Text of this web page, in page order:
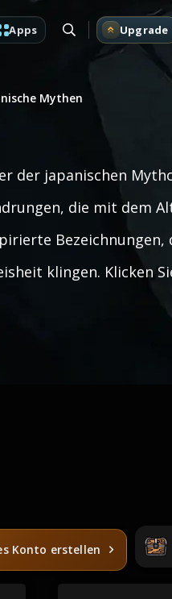
Apps Upgrade
Mythen
der japanischen
die mit dem
Bezeichnungen,
klingen. Klicken
Konto erstellen